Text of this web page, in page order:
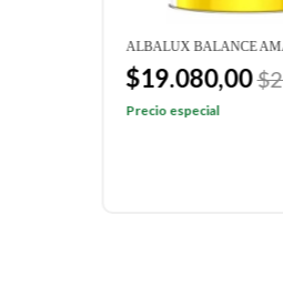
ALBALUX BALANCE
$19.080,00
Precio especial